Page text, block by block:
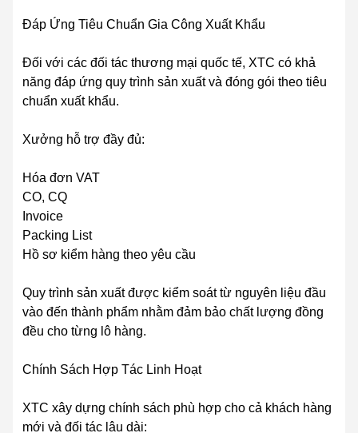
Đáp Ứng Tiêu Chuẩn Gia Công Xuất Khẩu
Đối với các đối tác thương mại quốc tế, XTC có khả
năng đáp ứng quy trình sản xuất và đóng gói theo tiêu
chuẩn xuất khẩu.
Xưởng hỗ trợ đầy đủ:
Hóa đơn VAT
CO, CQ
Invoice
Packing List
Hồ sơ kiểm hàng theo yêu cầu
Quy trình sản xuất được kiểm soát từ nguyên liệu đầu
vào đến thành phẩm nhằm đảm bảo chất lượng đồng
đều cho từng lô hàng.
Chính Sách Hợp Tác Linh Hoạt
XTC xây dựng chính sách phù hợp cho cả khách hàng
mới và đối tác lâu dài: